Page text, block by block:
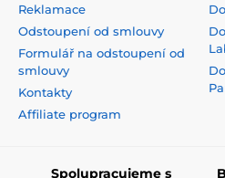
Reklamace
Odstoupení od smlouvy
Formulář na odstoupení od
smlouvy
Kontakty
Affiliate program
Spolupracujeme s